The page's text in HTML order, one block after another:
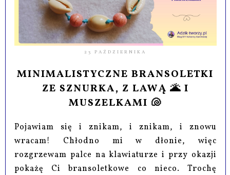
23 PAŹDZIERNIKA
MINIMALISTYCZNE BRANSOLETKI
ZE SZNURKA, Z LAWĄ 🌋 I
MUSZELKAMI 🐚
Pojawiam się i znikam, i znikam, i znowu
wracam! Chłodno mi w dłonie, więc
rozgrzewam palce na klawiaturze i przy okazji
pokażę Ci bransoletkowe co nieco. Trochę